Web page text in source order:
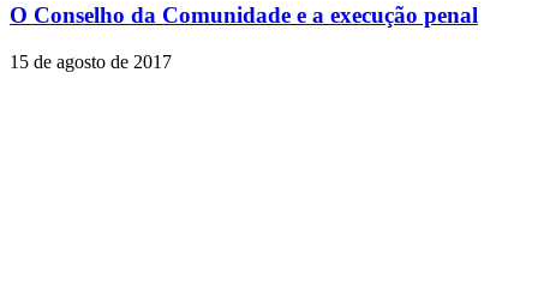
O Conselho da Comunidade e a execução penal
15 de agosto de 2017